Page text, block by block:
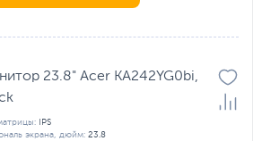
23.8" Acer KA242YG0bi,
IPS
экрана, дюйм: 23.8